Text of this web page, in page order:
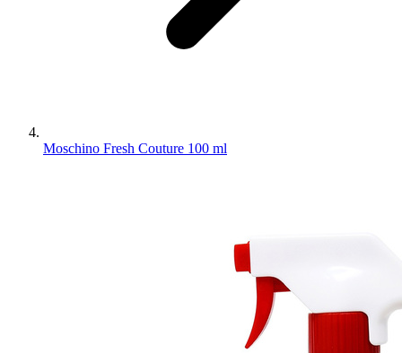
Moschino Fresh Couture 100 ml